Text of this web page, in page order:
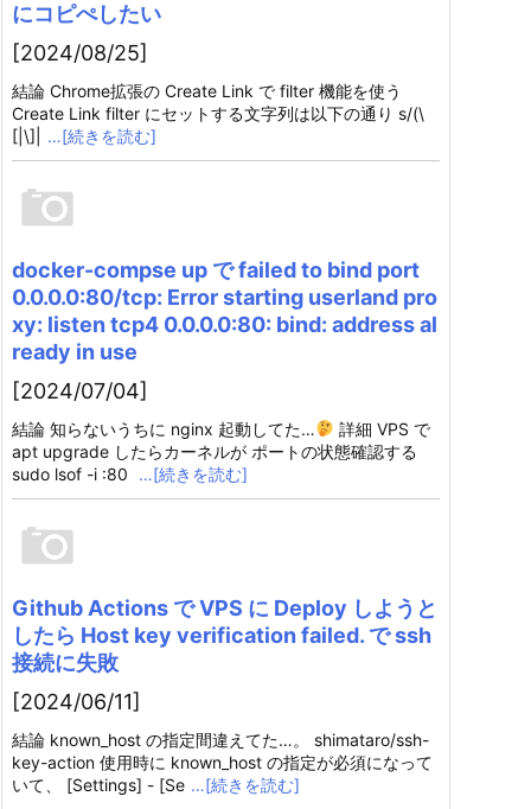
にコピぺしたい
[2024/08/25]
結論 Chrome拡張の Create Link で filter 機能を使う
Create Link filter にセットする文字列は以下の通り s/(\
[|\]|
…[続きを読む]
docker-compse up で failed to bind port
0.0.0.0:80/tcp: Error starting userland pro
xy: listen tcp4 0.0.0.0:80: bind: address al
ready in use
[2024/07/04]
結論 知らないうちに nginx 起動してた…
詳細 VPS で
apt upgrade したらカーネルが ポートの状態確認する
sudo lsof -i :80
…[続きを読む]
Github Actions で VPS に Deploy しようと
したら Host key verification failed. で ssh
接続に失敗
[2024/06/11]
結論 known_host の指定間違えてた…。 shimataro/ssh-
key-action 使用時に known_host の指定が必須になって
いて、 [Settings] - [Se …[続きを読む]